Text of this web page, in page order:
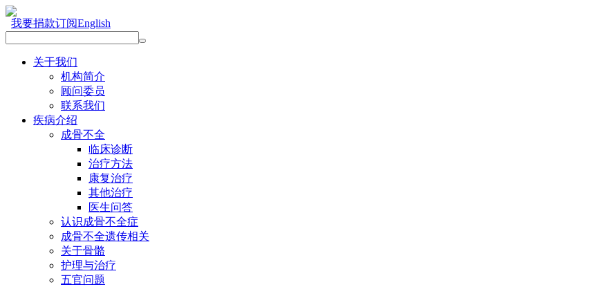
我要捐款订阅English
关于我们
机构简介
顾问委员
联系我们
疾病介绍
成骨不全
临床诊断
治疗方法
康复治疗
其他治疗
医生问答
认识成骨不全症
成骨不全遗传相关
关于骨骼
护理与治疗
五官问题